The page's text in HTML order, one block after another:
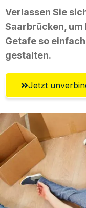
Verlassen Sie
Saarbrücken, um
Getafe so
gestalten.
Jetzt